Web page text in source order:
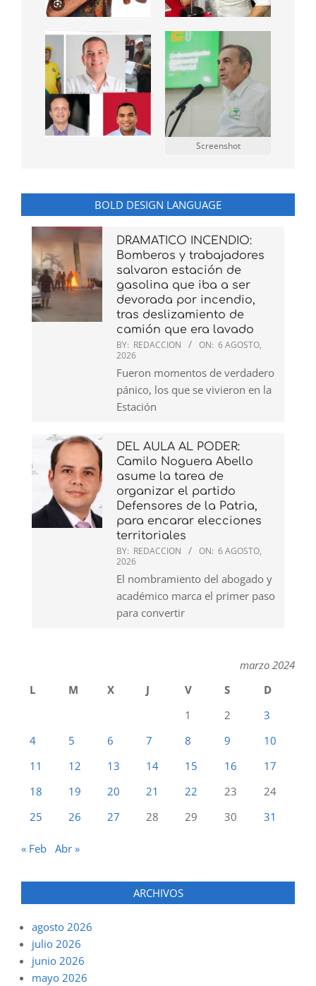
Screenshot
BOLD DESIGN LANGUAGE
DRAMATICO INCENDIO:
Bomberos y trabajadores
salvaron estación de
gasolina que iba a ser
devorada por incendio,
tras deslizamiento de
camión que era lavado
BY: REDACCION ON: 6 AGOSTO,
2026
Fueron momentos de verdadero
pánico, los que se vivieron en la
Estación
DEL AULA AL PODER:
Camilo Noguera Abello
asume la tarea de
organizar el partido
Defensores de la Patria,
para encarar elecciones
territoriales
BY: REDACCION ON: 6 AGOSTO,
2026
El nombramiento del abogado y
académico marca el primer paso
para convertir
marzo 2024
L
M X J V S
D
1
2
3
4
5 6 7 8 9
10
11
12 13 14 15 16
17
18
19 20 21 22 23
24
25
26 27 28 29 30 31
« Feb Abr »
ARCHIVOS
agosto 2026
julio 2026
junio 2026
mayo 2026